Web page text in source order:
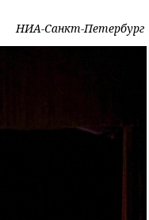
НИА-Санкт-Петербург